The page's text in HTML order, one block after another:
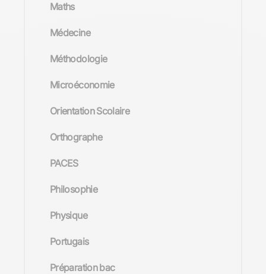
Maths
Médecine
Méthodologie
Microéconomie
Orientation Scolaire
Orthographe
PACES
Philosophie
Physique
Portugais
Préparation bac